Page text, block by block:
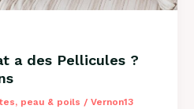
a des Pellicules ?
peau & poils / Vernon13